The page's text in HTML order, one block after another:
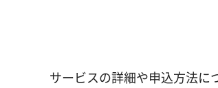
サービスの詳細や申込方法に